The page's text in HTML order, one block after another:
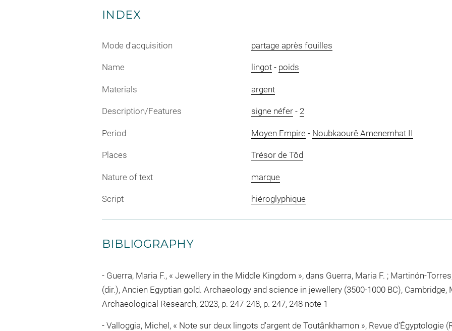
INDEX
Mode d'acquisition partage après fouilles
Name lingot- poids
Materials argent
Description/Features signe néfer- 2
Period Moyen Empire- Noubkaourê Amenemhat II
Places Trésor de Tôd
Nature of text marque
Script hiéroglyphique
BIBLIOGRAPHY
Guerra, Maria F., « Jewellery in the Middle Kingdom », dans Guerra, Maria F. ; Martinón-
(dir.), Ancien Egyptian gold. Archaeology and science in jewellery (3500-1000 BC),
Archaeological Research, 2023, p. 247-248, p. 247, 248 note 1
Valloggia, Michel, « Note sur deux lingots d'argent de Toutânkhamon », Revue d'Égyptologie